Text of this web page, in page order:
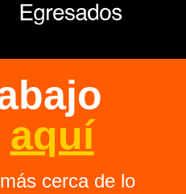
aquí
cerca de lo